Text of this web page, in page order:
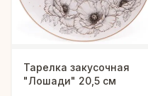
Тарелка закусочная
"Лошади" 20,5 см